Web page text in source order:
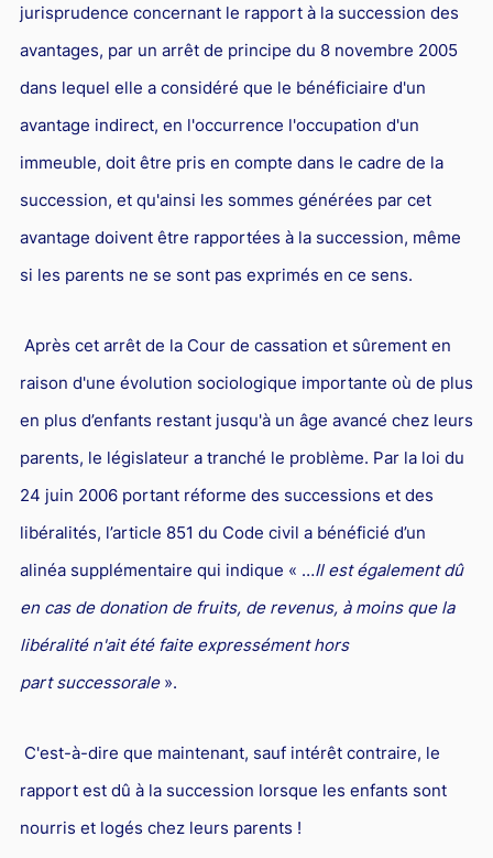
Contentieux cession d’entreprise
Droit commercial
Énergie
Droit de la concurrence
Responsabilité civile
Droit de la réparation et du dommage corporel
Droit du sport
jurisprudence concernant le rapport à la succession des
avantages, par un arrêt de principe du 8 novembre 2005
dans lequel elle a considéré que le bénéficiaire d'un
avantage indirect, en l'occurrence l'occupation d'un
immeuble, doit être pris en compte dans le cadre de la
succession, et qu'ainsi les sommes générées par cet
avantage doivent être rapportées à la succession, même
si les parents ne se sont pas exprimés en ce sens.
Après cet arrêt de la Cour de cassation et sûrement en
raison d'une évolution sociologique importante où de plus
en plus d’enfants restant jusqu'à un âge avancé chez leurs
parents, le législateur a tranché le problème. Par la loi du
24 juin 2006 portant réforme des successions et des
libéralités, l’article 851 du Code civil a bénéficié d’un
alinéa supplémentaire qui indique « …Il est également dû
en cas de donation de fruits, de revenus, à moins que la
libéralité n'ait été faite expressément hors
part successorale».
C'est-à-dire que maintenant, sauf intérêt contraire, le
rapport est dû à la succession lorsque les enfants sont
nourris et logés chez leurs parents !